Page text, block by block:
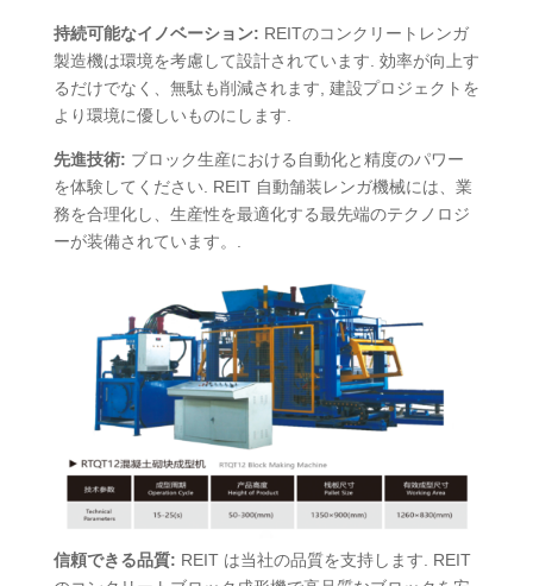
持続可能なイノベーション: REITのコンクリートレンガ
製造機は環境を考慮して設計されています. 効率が向上す
るだけでなく、無駄も削減されます, 建設プロジェクトを
より環境に優しいものにします.
先進技術: ブロック生産における自動化と精度のパワー
を体験してください. REIT 自動舗装レンガ機械には、業
務を合理化し、生産性を最適化する最先端のテクノロジ
ーが装備されています。.
信頼できる品質: REIT は当社の品質を支持します. REIT